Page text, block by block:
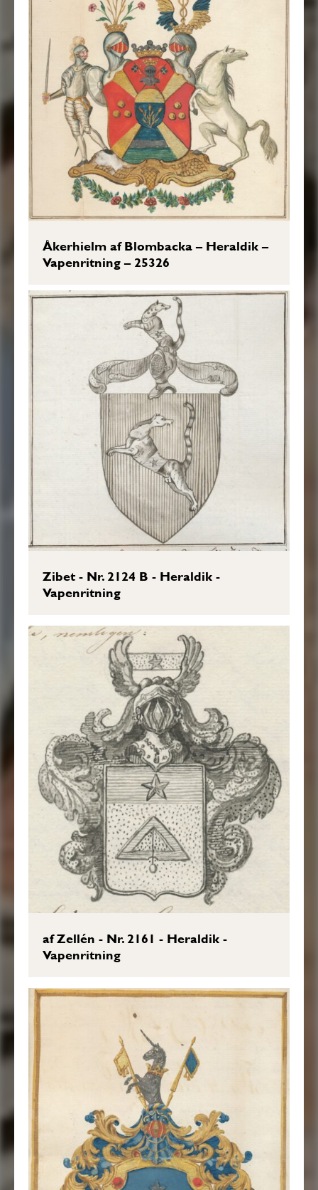
Åkerhielm af Blombacka – Heraldik –
Vapenritning – 25326
Zibet - Nr. 2124 B - Heraldik -
Vapenritning
af Zellén - Nr. 2161 - Heraldik -
Vapenritning